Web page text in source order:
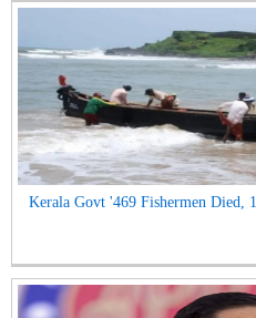
Kerala Govt '469 Fishermen Died,